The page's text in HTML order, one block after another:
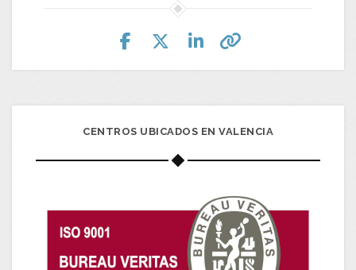
CENTROS UBICADOS EN VALENCIA